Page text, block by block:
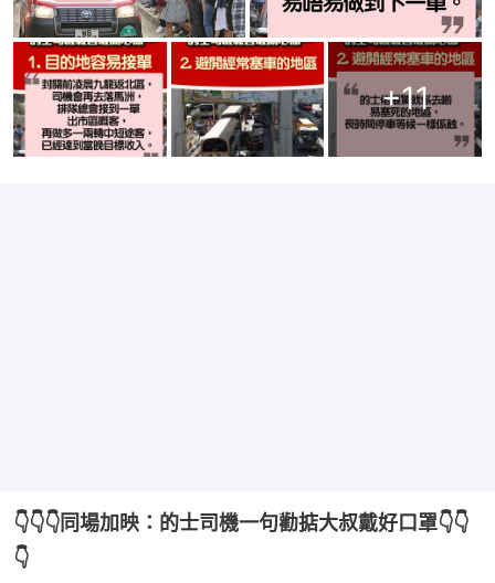
+11
👇👇👇同場加映：的士司機一句勸掂大叔戴好口罩👇👇
👇